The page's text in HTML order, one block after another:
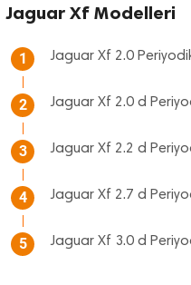
Jaguar Xf Modelleri
1 Jaguar Xf 2.0
2 Jaguar Xf 2.0 d
3 Jaguar Xf 2.2 d
4 Jaguar Xf 2.7 d
5 Jaguar Xf 3.0 d